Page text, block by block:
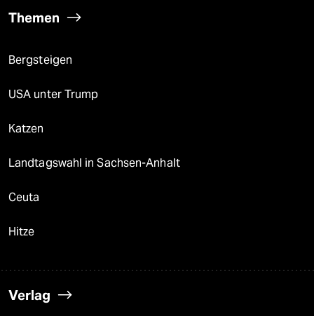
Themen
Bergsteigen
USA unter Trump
Katzen
Landtagswahl in Sachsen-Anhalt
Ceuta
Hitze
Verlag